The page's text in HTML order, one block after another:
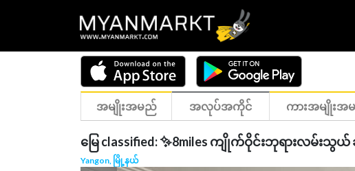
အမျိုးအမည် အလုပ်အကိုင် ကားအမျိုးအ
မြေ classified: ✨8miles ကျိုက်ဝိုင်းဘုရားလမ်း
Yangon, မြို့နယ်